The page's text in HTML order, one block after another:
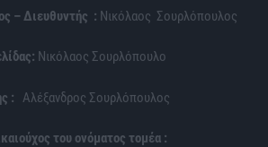
– Διευθυντής : Νικόλαος Σουρλόπουλος
Νικόλαος Σουρλόπουλο
: Αλέξανδρος Σουρλόπουλος
του ονόματος τομέα :